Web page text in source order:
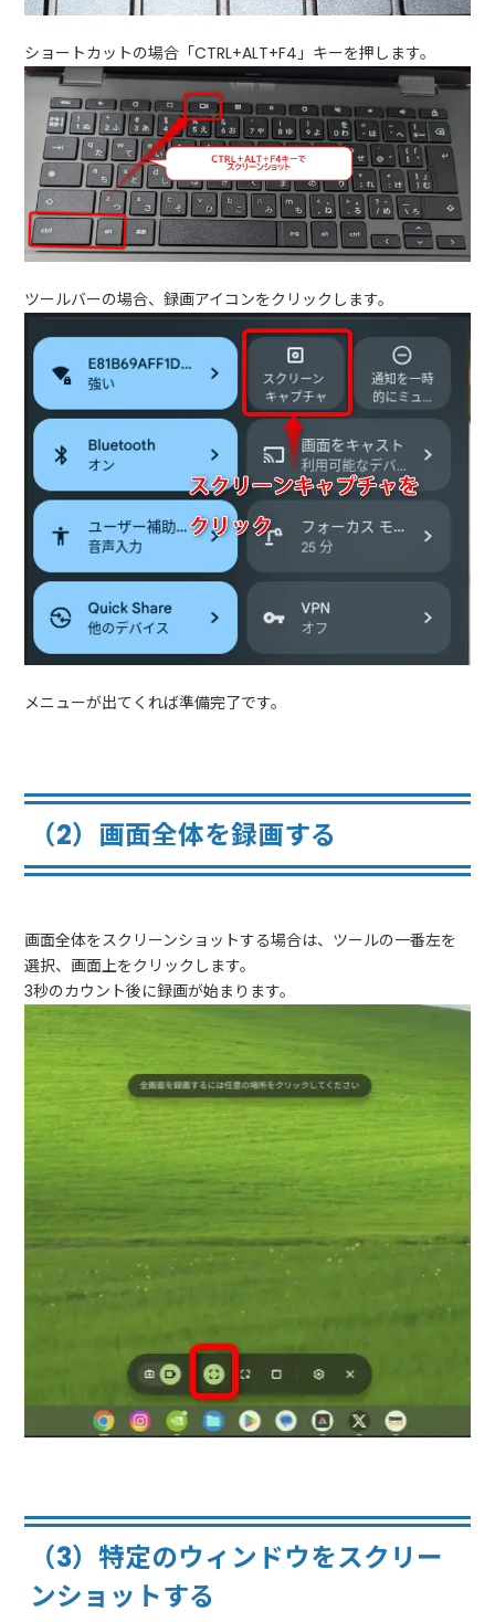
ショートカットの場合「CTRL+ALT+F4」キーを押します。
ツールバーの場合、録画アイコンをクリックします。
メニューが出てくれば準備完了です。
（2）画面全体を録画する
画面全体をスクリーンショットする場合は、ツールの一番左を
選択、画面上をクリックします。
3秒のカウント後に録画が始まります。
（3）特定のウィンドウをスクリー
ンショットする